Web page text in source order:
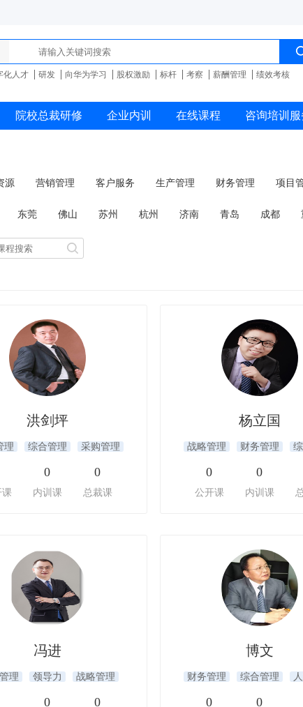
化人才 研发 向华为学习 股权激励 标杆 考察 薪酬管理 绩效考核
院校总裁研修 企业内训 在线课程 咨询培训服
源 营销管理 客户服务 生产管理 财务管理 项目
东莞 佛山 苏州 杭州 济南 青岛 成都
洪剑坪
理 综合管理 采购管理
课
0
内训课
0
总裁课
杨立国
战略管理 财务管理
0
公开课
0
内训课
冯进
理 领导力 战略管理
0 0
博文
财务管理 综合管理
0 0